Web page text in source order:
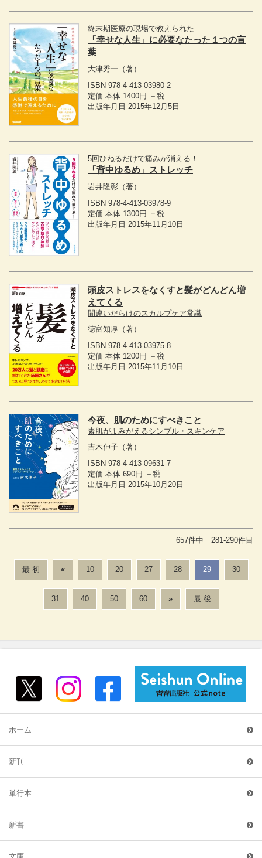
終末期医療の現場で教えられた
「幸せな人生」に必要なたった１つの言
葉
大津秀一 （著）
ISBN 978-4-413-03980-2
定価 本体 1400円 ＋税
出版年月日 2015年12月5日
5回ひねるだけで痛みが消える！
「背中ゆるめ」ストレッチ
岩井隆彰 （著）
ISBN 978-4-413-03978-9
定価 本体 1300円 ＋税
出版年月日 2015年11月10日
頭皮ストレスをなくすと髪がどんどん増
えてくる
間違いだらけのスカルプケア常識
徳富知厚 （著）
ISBN 978-4-413-03975-8
定価 本体 1200円 ＋税
出版年月日 2015年11月10日
今夜、肌のためにすべきこと
素肌がよみがえるシンプル・スキンケア
吉木伸子 （著）
ISBN 978-4-413-09631-7
定価 本体 690円 ＋税
出版年月日 2015年10月20日
657件中 281-290件目
最 初 « 10 20 27 28 29 30
31 40 50 60 » 最 後
ホーム
新刊
単行本
新書